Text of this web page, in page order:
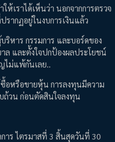
เราได้เห็นว่า นอกจากการตรวจ
ากฏอยู่ในงบการเงินแล้ว
หาร กรรมการ และบอร์ดของ
ล และตั้งใจปกป้องผลประโยชน์
ไม่แพ้กันเลย..
อหรือขายหุ้น การลงทุนมีความ
ถ้วน ก่อนตัดสินใจลงทุน
าร ไตรมาสที่ 3 สิ้นสุดวันที่ 30